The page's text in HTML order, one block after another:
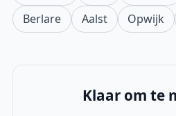
Berlare
Aalst Opwijk
Klaar om te